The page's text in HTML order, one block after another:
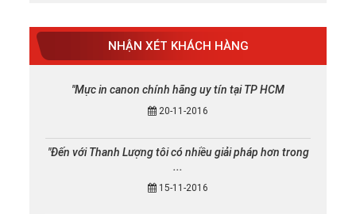
NHẬN XÉT KHÁCH HÀNG
"Mực in canon chính hãng uy tín tại TP HCM
20-11-2016
"Đến với Thanh Lượng tôi có nhiều giải pháp hơn trong
...
15-11-2016